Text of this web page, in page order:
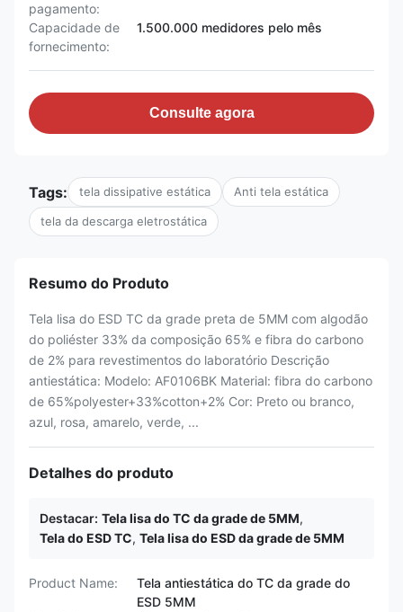
pagamento:
Capacidade de
fornecimento:
1.500.000 medidores pelo mês
Consulte agora
Tags: tela dissipative estática Anti tela estática
tela da descarga eletrostática
Resumo do Produto
Tela lisa do ESD TC da grade preta de 5MM com algodão
do poliéster 33% da composição 65% e fibra do carbono
de 2% para revestimentos do laboratório Descrição
antiestática: Modelo: AF0106BK Material: fibra do carbono
de 65%polyester+33%cotton+2% Cor: Preto ou branco,
azul, rosa, amarelo, verde, ...
Detalhes do produto
Destacar: Tela lisa do TC da grade de 5MM,
Tela do ESD TC, Tela lisa do ESD da grade de 5MM
Product Name:
Tela antiestática do TC da grade do
ESD 5MM